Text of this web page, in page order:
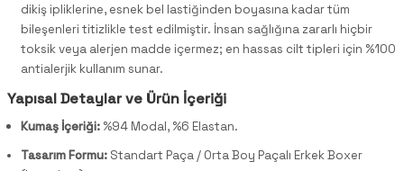
dikiş ipliklerine, esnek bel lastiğinden boyasına kadar tüm
bileşenleri titizlikle test edilmiştir. İnsan sağlığına zararlı hiçbir
toksik veya alerjen madde içermez; en hassas cilt tipleri için %100
antialerjik kullanım sunar.
Yapısal Detaylar ve Ürün İçeriği
Kumaş İçeriği: %94 Modal, %6 Elastan.
Tasarım Formu: Standart Paça / Orta Boy Paçalı Erkek Boxer